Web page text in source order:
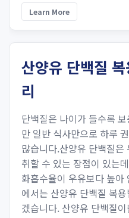
Learn More
산양유 단백질
리
단백질은 나이가 들수록
만 일반 식사만으로 하루
많습니다.산양유 단백질
취할 수 있는 장점이 있는
화흡수율이 우유보다 높아
에서는 산양유 단백질 복
겠습니다. 산양유 단백질